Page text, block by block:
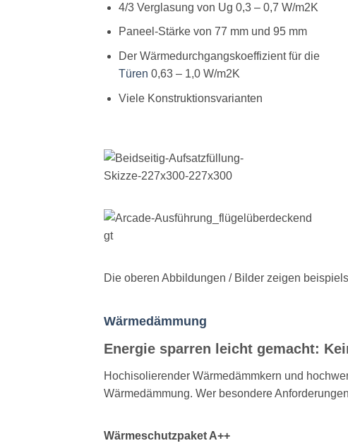
4/3 Verglasung von Ug 0,3 – 0,7 W/m2K
Paneel-Stärke von 77 mm und 95 mm
Der Wärmedurchgangskoeffizient für die
Türen 0,63 – 1,0 W/m2K
Viele Konstruktionsvarianten
Die oberen Abbildungen / Bilder zeigen
Wärmedämmung
Energie sparren leicht gemacht:
Hochisolierender Wärmedämmkern und
Wärmedämmung. Wer besondere
Wärmeschutzpaket A++